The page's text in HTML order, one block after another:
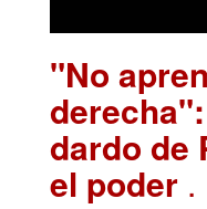
"No
dardo de
el poder .